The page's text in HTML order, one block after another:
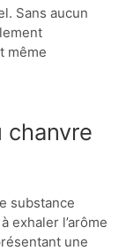
Sans aucun
même
chanvre
substance
exhaler l’arôme
une